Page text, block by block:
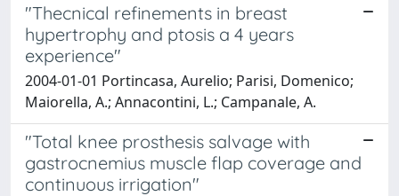
"Thecnical refinements in breast
hypertrophy and ptosis a 4 years
experience"
2004-01-01 Portincasa, Aurelio; Parisi, Domenico;
Maiorella, A.; Annacontini, L.; Campanale, A.
"Total knee prosthesis salvage with
gastrocnemius muscle flap coverage and
continuous irrigation"